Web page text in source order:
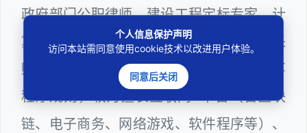
政府部门公职律师、建设工程定标专家、计
算机信息网络安全员，在建筑工务、政府采
购等政府系统工作多年，十分熟悉政府办事
程序规则，较为擅长互联网+平台（含区块
链、电子商务、网络游戏、软件程序等）、
个人信息保护声明
访问本站需同意使用cookie技术以改进用户体验。
同意后关闭